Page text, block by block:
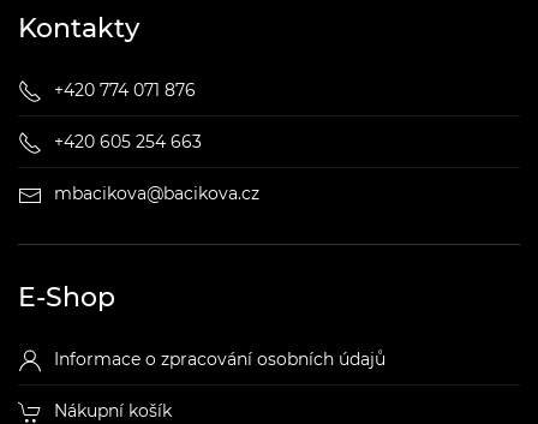
Kontakty
+420 774 071 876
+420 605 254 663
mbacikova@bacikova.cz
E-Shop
Informace o zpracování osobních údajů
Nákupní košík